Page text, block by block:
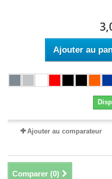
Ajouter au
Ajouter au comparateur
Comparer (0)